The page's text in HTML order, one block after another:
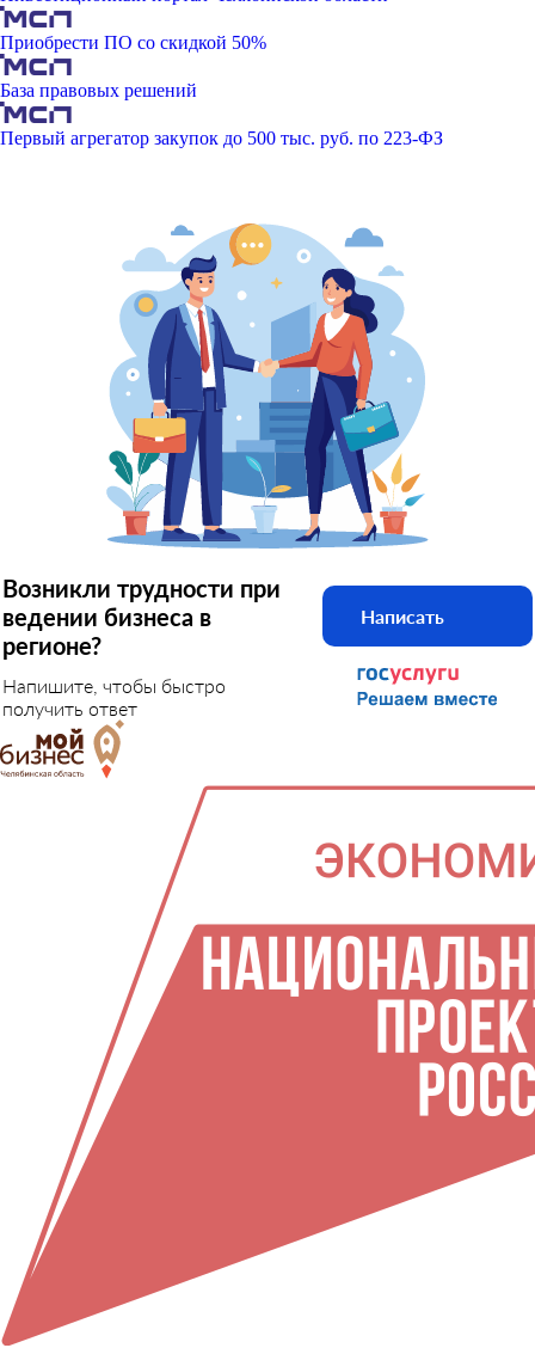
Приобрести ПО со скидкой 50%
База правовых решений
Первый агрегатор закупок до 500 тыс. руб. по 223-ФЗ
Возникли трудности при
ведении бизнеса в
регионе?
Напишите, чтобы быстро
получить ответ
Написать